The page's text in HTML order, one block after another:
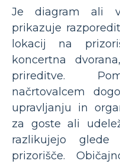
Je diagram ali
prikazuje
lokacij na
koncertna
prireditve.
načrtovalcem
upravljanju in
za goste ali
razlikujejo
prizorišče.